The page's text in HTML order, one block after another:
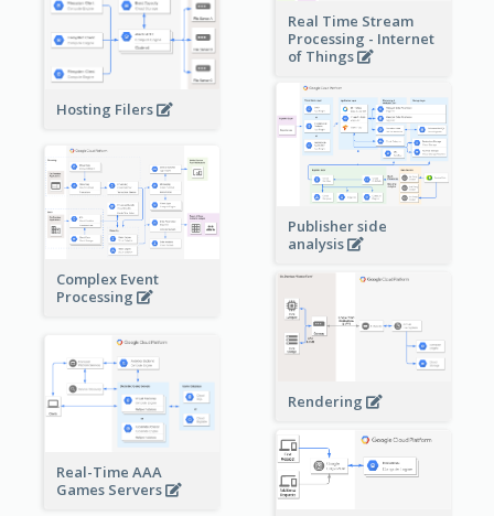
Real Time Stream
Processing - Internet
of Things
Hosting Filers
Publisher side
analysis
Complex Event
Processing
Rendering
Real-Time AAA
Games Servers